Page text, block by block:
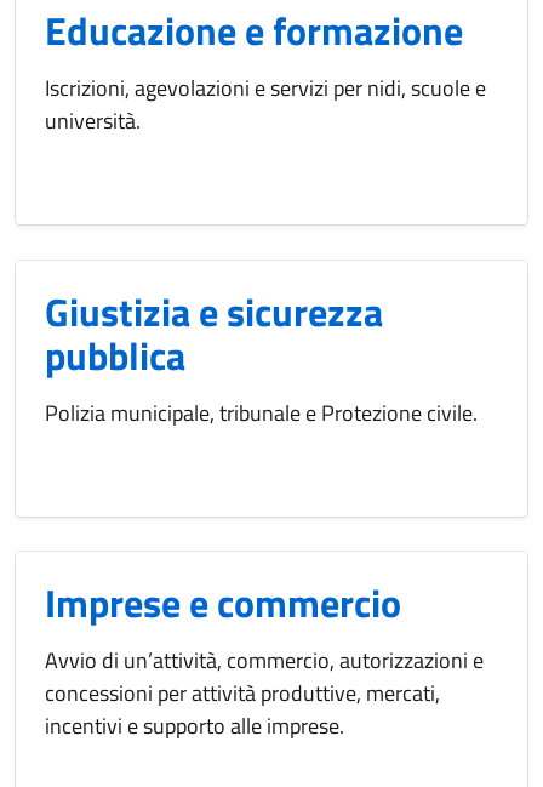
Educazione e formazione
Iscrizioni, agevolazioni e servizi per nidi, scuole e
università.
Giustizia e sicurezza
pubblica
Polizia municipale, tribunale e Protezione civile.
Imprese e commercio
Avvio di un’attività, commercio, autorizzazioni e
concessioni per attività produttive, mercati,
incentivi e supporto alle imprese.